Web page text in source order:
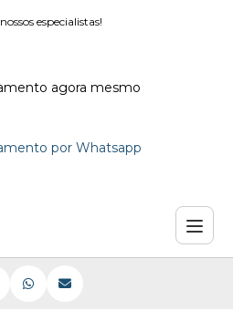
especialistas!
agora mesmo
por Whatsapp